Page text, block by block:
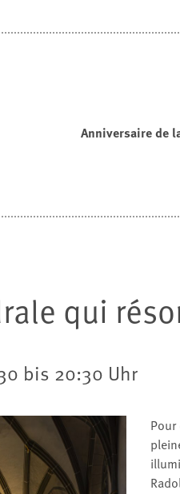
Anniversaire de
qui
bis 20:30 Uhr